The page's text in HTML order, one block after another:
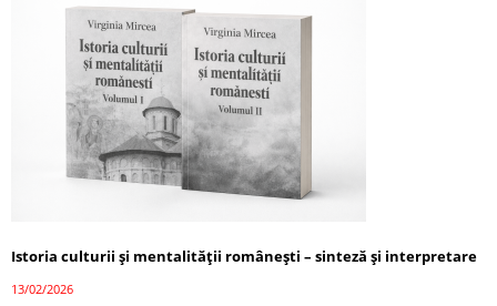
Istoria culturii și mentalității românești – sinteză și interpretare
13/02/2026